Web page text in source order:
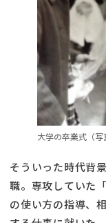
大学の卒業式（写
そういった時代背
職。専攻していた
の使い方の指導、